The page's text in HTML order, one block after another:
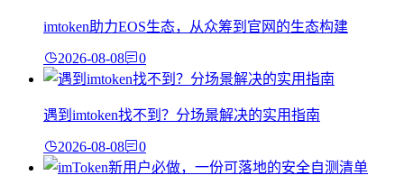
imtoken助力EOS生态，从众筹到官网的生态构建
2026-08-08 0
遇到imtoken找不到？分场景解决的实用指南
2026-08-08 0